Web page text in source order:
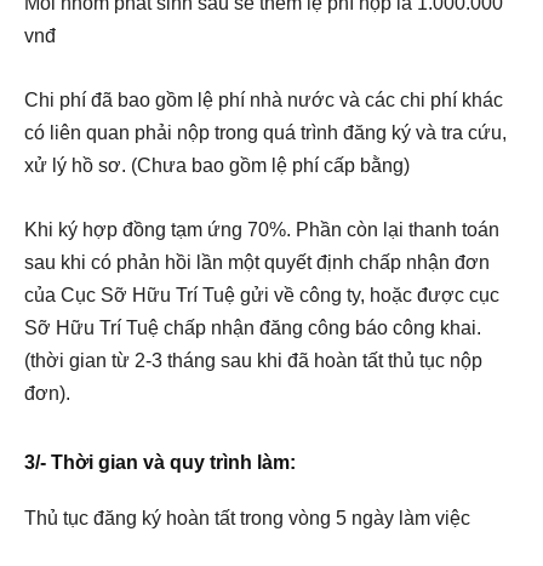
vnđ
Chi phí đã bao gồm lệ phí nhà nước và các chi phí khác
có liên quan phải nộp trong quá trình đăng ký và tra cứu,
xử lý hồ sơ. (Chưa bao gồm lệ phí cấp bằng)
Khi ký hợp đồng tạm ứng 70%. Phần còn lại thanh toán
sau khi có phản hồi lần một quyết định chấp nhận đơn
của Cục Sỡ Hữu Trí Tuệ gửi về công ty, hoặc được cục
Sỡ Hữu Trí Tuệ chấp nhận đăng công báo công khai.
(thời gian từ 2-3 tháng sau khi đã hoàn tất thủ tục nộp
đơn).
3/- Thời gian và quy trình làm:
Thủ tục đăng ký hoàn tất trong vòng 5 ngày làm việc